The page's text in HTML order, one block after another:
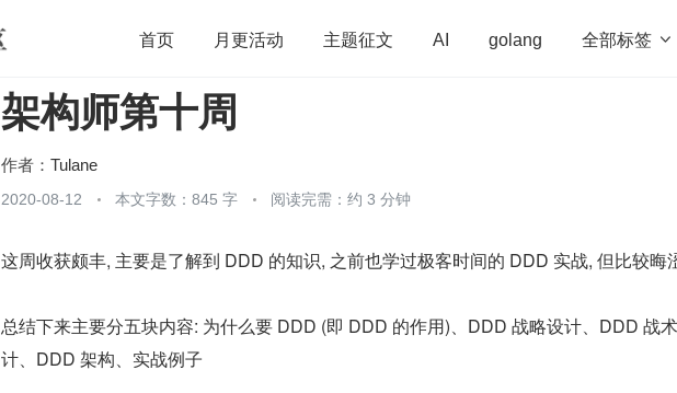
首页 月更活动 主题征文 AI golang 全部标签 
开源 架构 OpenHarmony
架构师第十周
作者： Tulane
2020-08-12 本文字数：845 字 阅读完需：约 3 分钟
这周收获颇丰, 主要是了解到 DDD 的知识, 之前也学过极客时间的 DDD 实战, 但比较晦
总结下来主要分五块内容: 为什么要 DDD (即 DDD 的作用)、DDD 战略设计、DDD 战
计、DDD 架构、实战例子